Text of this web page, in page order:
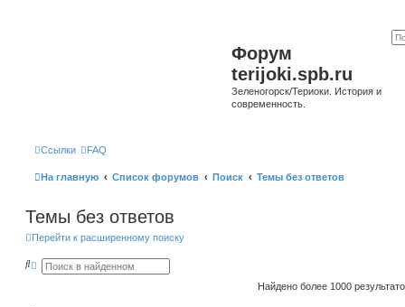
Форум
terijoki.spb.ru
Зеленогорск/Териоки. История и
современность.
Ссылки FAQ
На главную Список форумов Поиск Темы без ответов
Темы без ответов
Перейти к расширенному поиску
П Р
Найдено более 1000